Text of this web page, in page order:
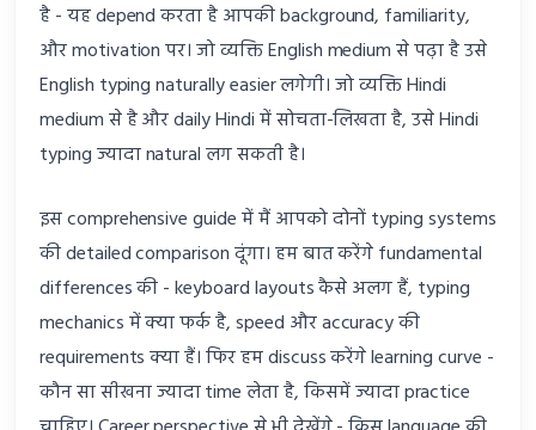
है - यह depend करता है आपकी background, familiarity,
और motivation पर। जो व्यक्ति English medium से पढ़ा है उसे
English typing naturally easier लगेगी। जो व्यक्ति Hindi
medium से है और daily Hindi में सोचता-लिखता है, उसे Hindi
typing ज्यादा natural लग सकती है।
इस comprehensive guide में मैं आपको दोनों typing systems
की detailed comparison दूंगा। हम बात करेंगे fundamental
differences की - keyboard layouts कैसे अलग हैं, typing
mechanics में क्या फर्क है, speed और accuracy की
requirements क्या हैं। फिर हम discuss करेंगे learning curve -
कौन सा सीखना ज्यादा time लेता है, किसमें ज्यादा practice